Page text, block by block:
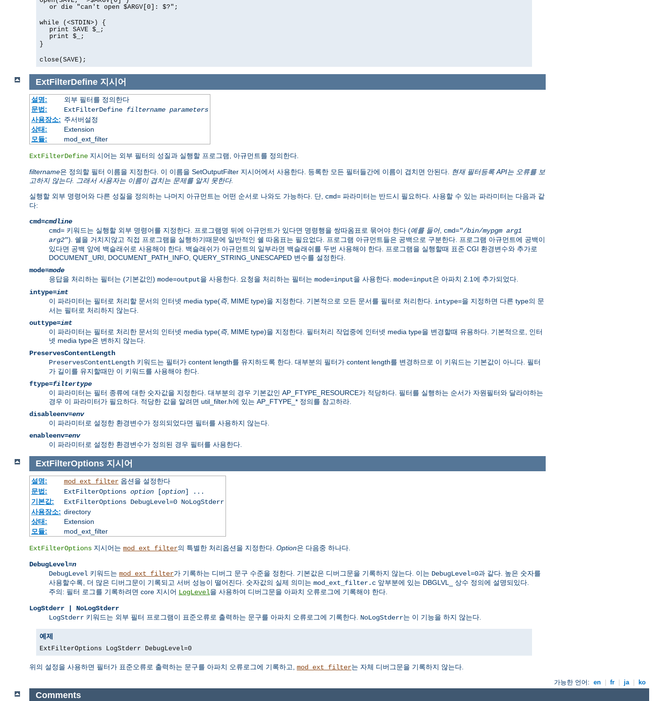
or die "can't open $ARGV[0]: $?";
while (<STDIN>) {
print SAVE $_;
print $_;
}
close(SAVE);
ExtFilterDefine 지시어
설명:
외부 필터를 정의한다
문법:
ExtFilterDefine filtername parameters
사용장소: 주서버설정
상태:
Extension
모듈:
mod_ext_filter
ExtFilterDefine 지시어는 외부 필터의 성질과 실행할 프로그램, 아규먼트를 정의한다.
filtername은 정의할 필터 이름을 지정한다. 이 이름을 SetOutputFilter 지시어에서 사용한다. 등록한 모든 필터들간에 이름이 겹치면 안된다.
현재 필터등록 API는 오류를 보
고하지 않는다. 그래서 사용자는 이름이 겹치는 문제를 알지 못한다.
실행할 외부 명령어와 다른 성질을 정의하는 나머지 아규먼트는 어떤 순서로 나와도 가능하다. 단, cmd= 파라미터는 반드시 필요하다. 사용할 수 있는 파라미터는 다음과 같
다:
cmd=cmdline
cmd= 키워드는 실행할 외부 명령어를 지정한다. 프로그램명 뒤에 아규먼트가 있다면 명령행을 쌍따옴표로 묶어야 한다 (예를 들어, cmd="/bin/mypgm arg1
arg2"). 쉘을 거치지않고 직접 프로그램을 실행하기때문에 일반적인 쉘 따옴표는 필요없다. 프로그램 아규먼트들은 공백으로 구분한다. 프로그램 아규먼트에 공백이
있다면 공백 앞에 백슬래쉬로 사용해야 한다. 백슬래쉬가 아규먼트의 일부라면 백슬래쉬를 두번 사용해야 한다. 프로그램을 실행할때 표준 CGI 환경변수와 추가로
DOCUMENT_URI, DOCUMENT_PATH_INFO, QUERY_STRING_UNESCAPED 변수를 설정한다.
mode=mode
응답을 처리하는 필터는 (기본값인) mode=output을 사용한다. 요청을 처리하는 필터는 mode=input을 사용한다. mode=input은 아파치 2.1에 추가되었다.
intype=imt
이 파라미터는 필터로 처리할 문서의 인터넷 media type(즉, MIME type)을 지정한다. 기본적으로 모든 문서를 필터로 처리한다. intype=을 지정하면 다른 type의 문
서는 필터로 처리하지 않는다.
outtype=imt
이 파라미터는 필터로 처리한 문서의 인터넷 media type(즉, MIME type)을 지정한다. 필터처리 작업중에 인터넷 media type을 변경할때 유용하다. 기본적으로, 인터
넷 media type은 변하지 않는다.
PreservesContentLength
PreservesContentLength 키워드는 필터가 content length를 유지하도록 한다. 대부분의 필터가 content length를 변경하므로 이 키워드는 기본값이 아니다. 필터
가 길이를 유지할때만 이 키워드를 사용해야 한다.
ftype=filtertype
이 파라미터는 필터 종류에 대한 숫자값을 지정한다. 대부분의 경우 기본값인 AP_FTYPE_RESOURCE가 적당하다. 필터를 실행하는 순서가 자원필터와 달라야하는
경우 이 파라미터가 필요하다. 적당한 값을 알려면 util_filter.h에 있는 AP_FTYPE_* 정의를 참고하라.
disableenv=env
이 파라미터로 설정한 환경변수가 정의되었다면 필터를 사용하지 않는다.
enableenv=env
이 파라미터로 설정한 환경변수가 정의된 경우 필터를 사용한다.
ExtFilterOptions 지시어
설명: mod_ext_filter옵션을 설정한다
문법:
ExtFilterOptions option[option] ...
기본값:
ExtFilterOptions DebugLevel=0 NoLogStderr
사용장소: directory
상태:
Extension
모듈:
mod_ext_filter
ExtFilterOptions 지시어는 mod_ext_filter의 특별한 처리옵션을 지정한다. Option은 다음중 하나다.
DebugLevel=n
DebugLevel 키워드는 mod_ext_filter가 기록하는 디버그 문구 수준을 정한다. 기본값은 디버그문을 기록하지 않는다. 이는 DebugLevel=0과 같다. 높은 숫자를
사용할수록, 더 많은 디버그문이 기록되고 서버 성능이 떨어진다. 숫자값의 실제 의미는 mod_ext_filter.c 앞부분에 있는 DBGLVL_ 상수 정의에 설명되있다.
주의: 필터 로그를 기록하려면 core 지시어 LogLevel을 사용하여 디버그문을 아파치 오류로그에 기록해야 한다.
LogStderr | NoLogStderr
LogStderr 키워드는 외부 필터 프로그램이 표준오류로 출력하는 문구를 아파치 오류로그에 기록한다. NoLogStderr는 이 기능을 하지 않는다.
예제
ExtFilterOptions LogStderr DebugLevel=0
위의 설정을 사용하면 필터가 표준오류로 출력하는 문구를 아파치 오류로그에 기록하고, mod_ext_filter는 자체 디버그문을 기록하지 않는다.
가능한 언어: en fr ja ko
Comments